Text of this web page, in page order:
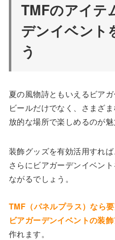
TMFのアイテ
デンイベント
う
夏の風物詩ともいえるビアガ
ビールだけでなく、さまざ
放的な場所で楽しめるのが魅
装飾グッズを有効活用すれば
さらにビアガーデンイベン
ながるでしょう。
TMF（パネルプラス）なら要
ビアガーデンイベントの装
作れます。